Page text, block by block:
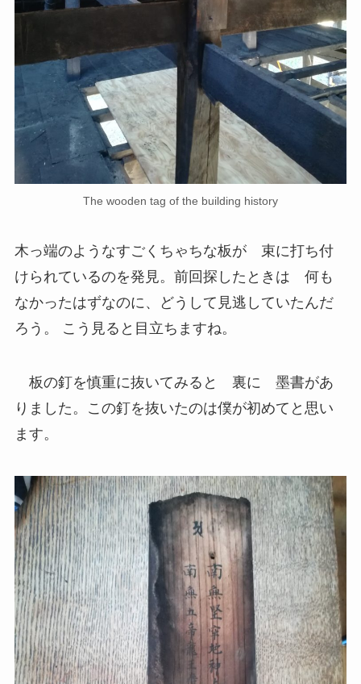
The wooden tag of the building history
木っ端のようなすごくちゃちな板が 束に打ち付
けられているのを発見。前回探したときは 何も
なかったはずなのに、どうして見逃していたんだ
ろう。 こう見ると目立ちますね。
板の釘を慎重に抜いてみると 裏に 墨書があ
りました。この釘を抜いたのは僕が初めてと思い
ます。